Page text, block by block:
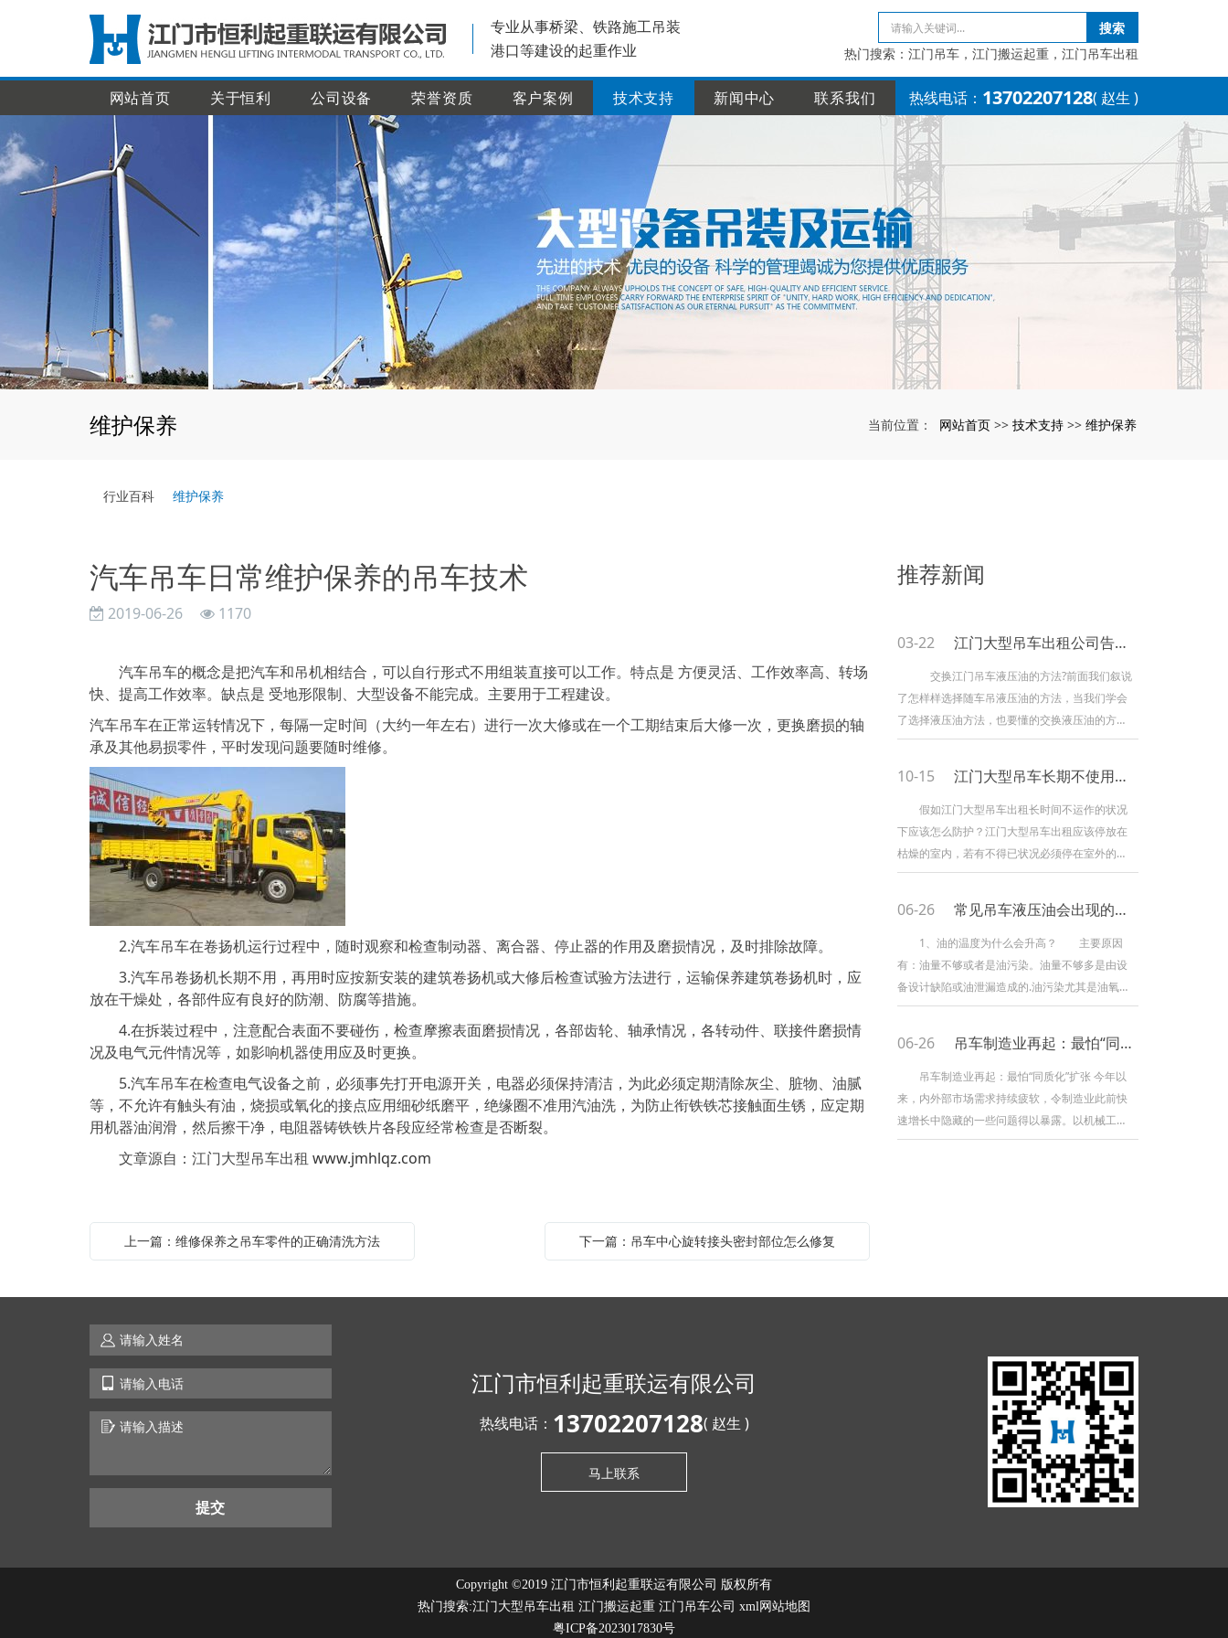
专业从事桥梁、铁路施工吊装
港口等建设的起重作业
搜索
热门搜索：江门吊车，江门搬运起重，江门吊车出租
网站首页 关于恒利 公司设备 荣誉资质 客户案例 技术支持 新闻中心 联系我们 热线电话： 13702207128( 赵生 )
维护保养 当前位置： 网站首页 >> 技术支持 >> 维护保养
行业百科 维护保养
汽车吊车日常维护保养的吊车技术
2019-06-26 1170
汽车吊车的概念是把汽车和吊机相结合，可以自行形式不用组装直接可以工作。特点是 方便灵活、工作效率高、转场
快、提高工作效率。缺点是 受地形限制、大型设备不能完成。主要用于工程建设。
汽车吊车在正常运转情况下，每隔一定时间（大约一年左右）进行一次大修或在一个工期结束后大修一次，更换磨损的轴
承及其他易损零件，平时发现问题要随时维修。
2.汽车吊车在卷扬机运行过程中，随时观察和检查制动器、离合器、停止器的作用及磨损情况，及时排除故障。
3.汽车吊卷扬机长期不用，再用时应按新安装的建筑卷扬机或大修后检查试验方法进行，运输保养建筑卷扬机时，应
放在干燥处，各部件应有良好的防潮、防腐等措施。
4.在拆装过程中，注意配合表面不要碰伤，检查摩擦表面磨损情况，各部齿轮、轴承情况，各转动件、联接件磨损情
况及电气元件情况等，如影响机器使用应及时更换。
5.汽车吊车在检查电气设备之前，必须事先打开电源开关，电器必须保持清洁，为此必须定期清除灰尘、脏物、油腻
等，不允许有触头有油，烧损或氧化的接点应用细砂纸磨平，绝缘圈不准用汽油洗，为防止衔铁铁芯接触面生锈，应定期
用机器油润滑，然后擦干净，电阻器铸铁铁片各段应经常检查是否断裂。
文章源自：江门大型吊车出租 www.jmhlqz.com
上一篇：维修保养之吊车零件的正确清洗方法 下一篇：吊车中心旋转接头密封部位怎么修复
推荐新闻
03-22 江门大型吊车出租公司告诉你吊车液压油什么时候更换一次
交换江门吊车液压油的方法?前面我们叙说
了怎样样选择随车吊液压油的方法，当我们学会
了选择液压油方法，也要懂的交换液压油的方
法。普通购置的吊车人们在交换液压油时都会去
设我们晓得的了交换液压油的方法时，就不用在
去厂家停止交换了，终究液压油是关系到车子在
停止作业的动力，是非常关键。今日，来给我们
叙说下如何交换车子的液压油的方法，在交换时
要留意哪些事项。停止交
10-15 江门大型吊车长期不使用要怎样处理
假如江门大型吊车出租长时间不运作的状况
下应该怎么防护？江门大型吊车出租应该停放在
枯燥的室内，若有不得已状况必须停在室外的应
要挑选平整的地上而且要铺上木板，然后在停放
行保养并修复损坏机件，要进行一次完全的整理
并保持技能状态处于杰出。 对江门大型吊车
出租的车蓄电池拆下置在枯燥和防冻处，保持外
表清洁枯燥，严禁在上放置导电物体。在拆蓄电
池时要切断负极线再切断
06-26 常见吊车液压油会出现的小问题
1、油的温度为什么会升高？ 主要原因
有：油量不够或者是油污染。油量不够多是由设
备设计缺陷或油泄漏造成的.油污染尤其是油氧化
污染物容易造成冷却系统及过滤器的堵塞导致油
系？ 当油因为上述原因油温升高，油的黏度
会降低，低黏度的油更容易在连接件部分渗出。
保持低温和油清洁是避免油泄漏的常用方
法。 3、气泡是如何产生的？ 气泡产生的
原因：当过滤器或在线堵塞
06-26 吊车制造业再起：最怕“同质化”扩张
吊车制造业再起：最怕“同质化”扩张 今年以
来，内外部市场需求持续疲软，令制造业此前快
速增长中隐藏的一些问题得以暴露。以机械工业
为例，工业增加值、总产值、实现利润、出口创
提交
江门市恒利起重联运有限公司
热线电话： 13702207128( 赵生 )
马上联系
Copyright ©2019 江门市恒利起重联运有限公司 版权所有
热门搜索:江门大型吊车出租 江门搬运起重 江门吊车公司 xml网站地图
粤ICP备2023017830号